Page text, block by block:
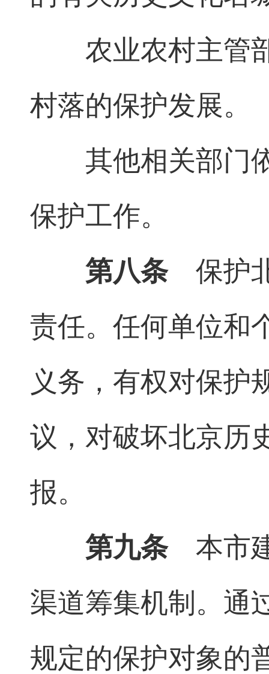
农业农村主管
村落的保护发展。
其他相关部门
保护工作。
第八条保护北
责任。任何单位和
义务，有权对保护
议，对破坏北京历
报。
第九条本市建
渠道筹集机制。通
规定的保护对象的